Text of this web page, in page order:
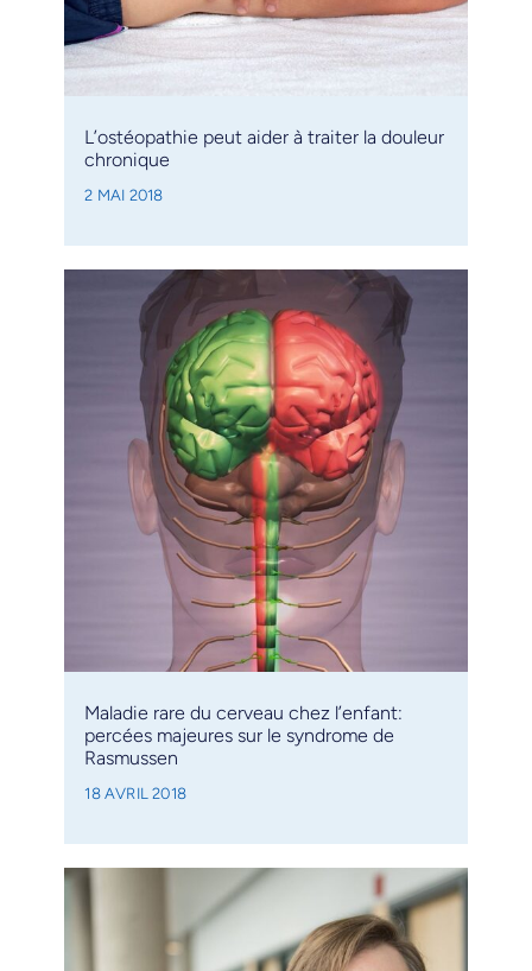
L’ostéopathie peut aider à traiter la douleur
chronique
2 MAI 2018
Maladie rare du cerveau chez l’enfant:
percées majeures sur le syndrome de
Rasmussen
18 AVRIL 2018